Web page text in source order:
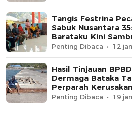
Tangis Festrina
Sabuk Nusantara
Barataku Kini
Penting Dibaca 12
Hasil Tinjauan
Dermaga Bataka
Perparah Kerusakan
Penting Dibaca 19